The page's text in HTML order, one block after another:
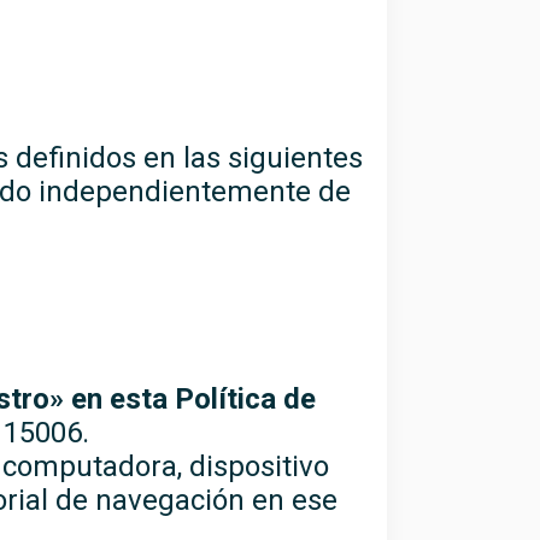
definidos en las siguientes
independientemente de
en esta Política de
dispositivo
de navegación en ese